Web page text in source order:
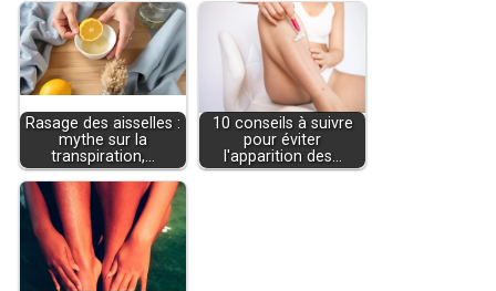
Rasage des aisselles :
mythe sur la
transpiration,…
10 conseils à suivre
pour éviter
l'apparition des…